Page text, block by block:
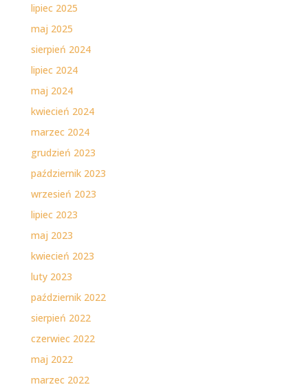
lipiec 2025
maj 2025
sierpień 2024
lipiec 2024
maj 2024
kwiecień 2024
marzec 2024
grudzień 2023
październik 2023
wrzesień 2023
lipiec 2023
maj 2023
kwiecień 2023
luty 2023
październik 2022
sierpień 2022
czerwiec 2022
maj 2022
marzec 2022